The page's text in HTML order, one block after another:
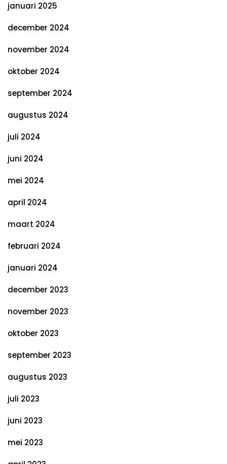
januari 2025
december 2024
november 2024
oktober 2024
september 2024
augustus 2024
juli 2024
juni 2024
mei 2024
april 2024
maart 2024
februari 2024
januari 2024
december 2023
november 2023
oktober 2023
september 2023
augustus 2023
juli 2023
juni 2023
mei 2023